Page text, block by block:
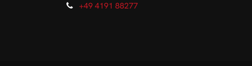
+49 4191 88277